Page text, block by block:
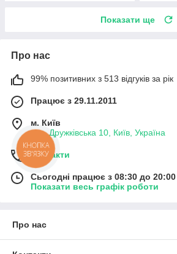
Показати ще
Про нас
99% позитивних з 513 відгуків за рік
Працює з 29.11.2011
м. Київ
вул. Дружківська 10, Київ, Україна
Контакти
Сьогодні працює з 08:30 до 20:00
Показати весь графік роботи
Про нас
КНОПКА
ЗВ'ЯЗКУ